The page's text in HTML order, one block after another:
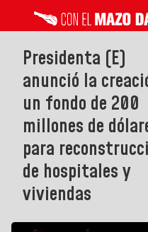
Presidenta (E)
anunció la
un fondo de 200
millones de
para
de hospitales y
viviendas